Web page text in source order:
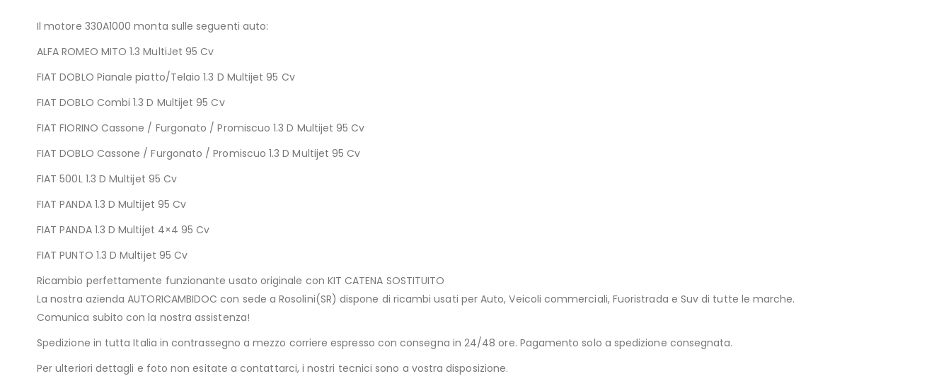
Il motore 330A1000 monta sulle seguenti auto:
ALFA ROMEO MITO 1.3 MultiJet 95 Cv
FIAT DOBLO Pianale piatto/Telaio 1.3 D Multijet 95 Cv
FIAT DOBLO Combi 1.3 D Multijet 95 Cv
FIAT FIORINO Cassone / Furgonato / Promiscuo 1.3 D Multijet 95 Cv
FIAT DOBLO Cassone / Furgonato / Promiscuo 1.3 D Multijet 95 Cv
FIAT 500L 1.3 D Multijet 95 Cv
FIAT PANDA 1.3 D Multijet 95 Cv
FIAT PANDA 1.3 D Multijet 4×4 95 Cv
FIAT PUNTO 1.3 D Multijet 95 Cv
Ricambio perfettamente funzionante usato originale con KIT CATENA SOSTITUITO
La nostra azienda AUTORICAMBIDOC con sede a Rosolini(SR) dispone di ricambi usati per Auto, Veicoli commerciali, Fuoristrada e Suv di tutte le marche.
Comunica subito con la nostra assistenza!
Spedizione in tutta Italia in contrassegno a mezzo corriere espresso con consegna in 24/48 ore. Pagamento solo a spedizione consegnata.
Per ulteriori dettagli e foto non esitate a contattarci, i nostri tecnici sono a vostra disposizione.